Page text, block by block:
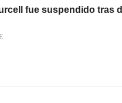
fue suspendido tras